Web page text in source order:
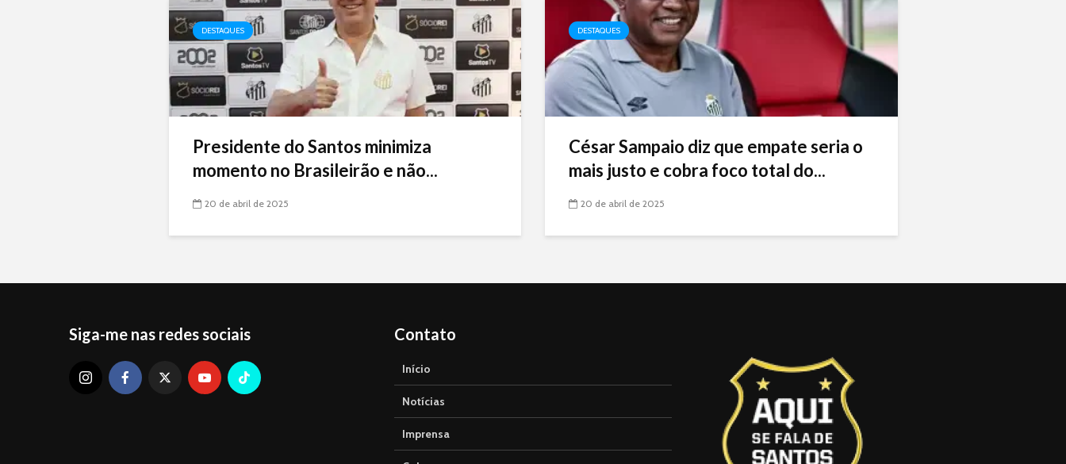
DESTAQUES
Presidente do Santos minimiza
momento no Brasileirão e não...
20 de abril de 2025
DESTAQUES
César Sampaio diz que empate seria o
mais justo e cobra foco total do...
20 de abril de 2025
Siga-me nas redes sociais Contato
Início
Notícias
Imprensa